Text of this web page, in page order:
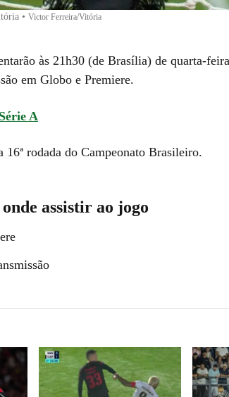
• Victor Ferreira/Vitória
às 21h30 (de Brasília) de quarta-
em Globo e Premiere.
A
rodada do Campeonato Brasileiro.
assistir ao jogo